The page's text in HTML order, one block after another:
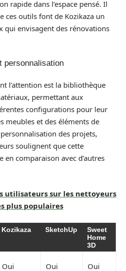
rapide dans l’espace pensé. Il
ces outils font de Kozikaza un
qui envisagent des rénovations
personnalisation
l’attention est la bibliothèque
permettant aux
configurations pour leur
meubles et des éléments de
des projets,
soulignent que cette
comparaison avec d’autres
utilisateurs sur les nettoyeurs
plus populaires
Kozikaza SketchUp
Sweet
Home
3D
Oui Oui Oui